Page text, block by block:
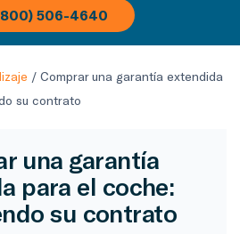
506-4640
/ Comprar una garantía extendida
su contrato
una garantía
para el coche:
su contrato